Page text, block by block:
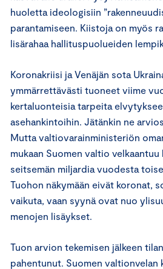
huoletta ideologisiin
parantamiseen. Kiistoja on myös
lisärahaa hallituspuolueiden
Koronakriisi ja Venäjän sota
ymmärrettävästi tuoneet viime
kertaluonteisia tarpeita
asehankintoihin. Jätänkin ne
Mutta valtiovarainministeriön
mukaan Suomen valtio velkaantuu
seitsemän miljardia vuodesta
Tuohon näkymään eivät koronat,
vaikuta, vaan syynä ovat nuo
menojen lisäykset.
Tuon arvion tekemisen jälkeen
pahentunut. Suomen valtionvelan